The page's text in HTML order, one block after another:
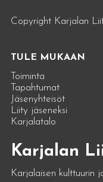
Copyright Karjalan
TULE MUKAAN
Toiminta
Tapahtumat
Jäsenyhteisöt
Liity jäseneksi
Karjalatalo
Karjalan
Karjalaisen kulttuurin